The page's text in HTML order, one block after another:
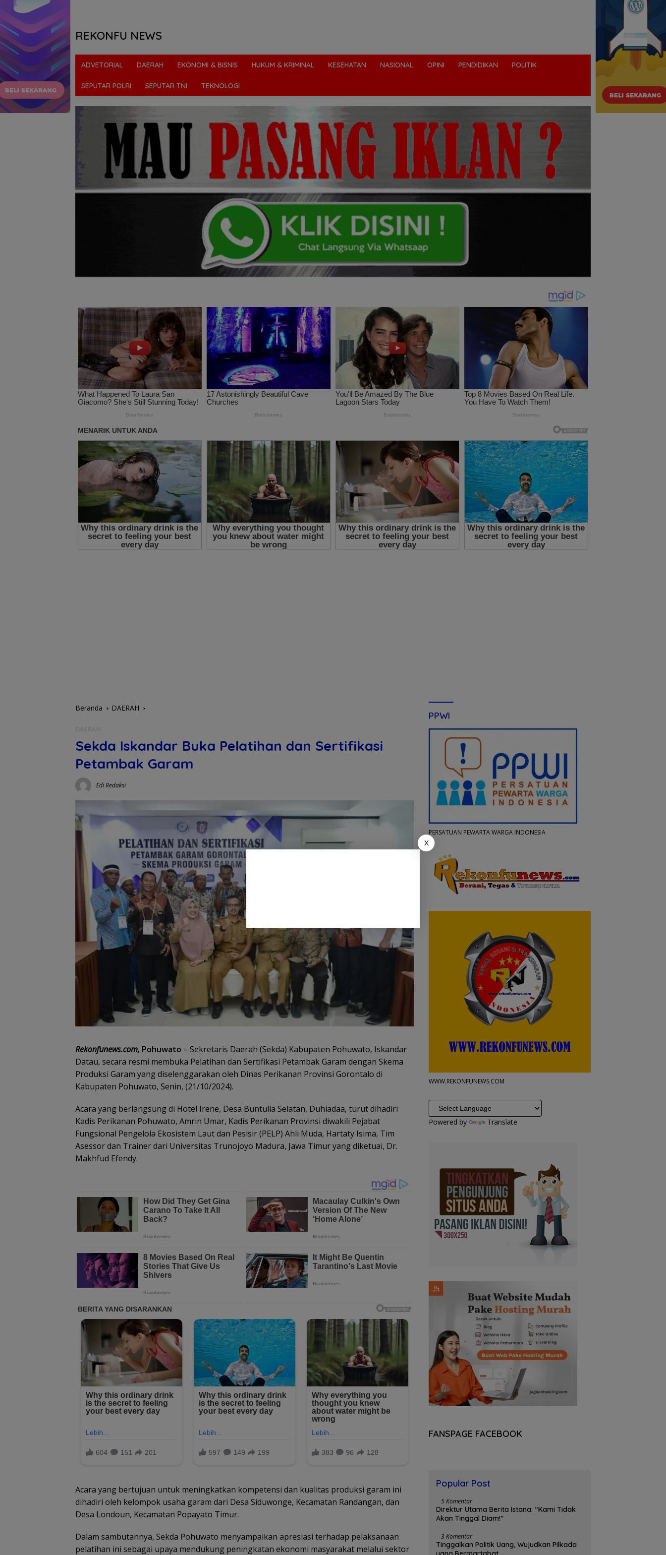
REKONFU NEWS
Berani
Transparan
ADVETORIAL DAERAH EKONOMI & BISNIS HUKUM & KRIMINAL KESEHATAN NASIONAL OPINI PENDIDIKAN POLITIK
SEPUTAR POLRI SEPUTAR TNI TEKNOLOGI
Beranda DAERAH
Sekda Iskandar Buka Pelatihan dan Sertifikasi
Petambak Garam
Edi Redaksi
Rekonfunews.com, Pohuwato – Sekretaris Daerah (Sekda) Kabupaten Pohuwato, Iskandar
Datau, secara resmi membuka Pelatihan dan Sertifikasi Petambak Garam dengan Skema
Produksi Garam yang diselenggarakan oleh Dinas Perikanan Provinsi Gorontalo di
Kabupaten Pohuwato, Senin, (21/10/2024).
Acara yang berlangsung di Hotel Irene, Desa Buntulia Selatan, Duhiadaa, turut dihadiri
Kadis Perikanan Pohuwato, Amrin Umar, Kadis Perikanan Provinsi diwakili Pejabat
Fungsional Pengelola Ekosistem Laut dan Pesisir (PELP) Ahli Muda, Hartaty Isima, Tim
Asessor dan Trainer dari Universitas Trunojoyo Madura, Jawa Timur yang diketuai, Dr.
Makhfud Efendy.
Acara yang bertujuan untuk meningkatkan kompetensi dan kualitas produksi garam ini
dihadiri oleh kelompok usaha garam dari Desa Siduwonge, Kecamatan Randangan, dan
Desa Londoun, Kecamatan Popayato Timur.
Dalam sambutannya, Sekda Pohuwato menyampaikan apresiasi terhadap pelaksanaan
pelatihan ini sebagai upaya mendukung peningkatan ekonomi masyarakat melalui sektor
PPWI
PERSATUAN PEWARTA WARGA INDONESIA
WWW.REKONFUNEWS.COM
Powered by Translate
FANSPAGE FACEBOOK
Popular Post
5 Komentar
Direktur Utama Berita Istana: “Kami Tidak
Akan Tinggal Diam!”
3 Komentar
Tinggalkan Politik Uang, Wujudkan Pilkada
X